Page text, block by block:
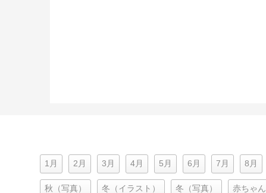
1月 2月 3月 4月 5月 6月 7月 8月
秋（写真） 冬（イラスト） 冬（写真） 赤ちゃん